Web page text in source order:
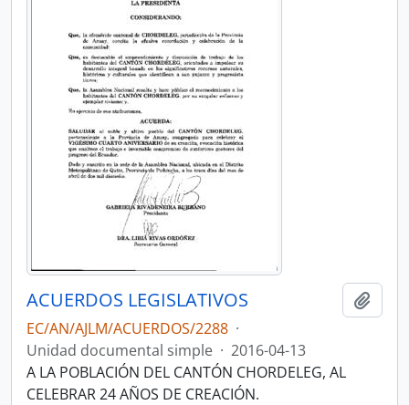
ACUERDOS LEGISLATIVOS
EC/AN/AJLM/ACUERDOS/2288 ·
Unidad documental simple · 2016-04-13
A LA POBLACIÓN DEL CANTÓN CHORDELEG, AL
CELEBRAR 24 AÑOS DE CREACIÓN.